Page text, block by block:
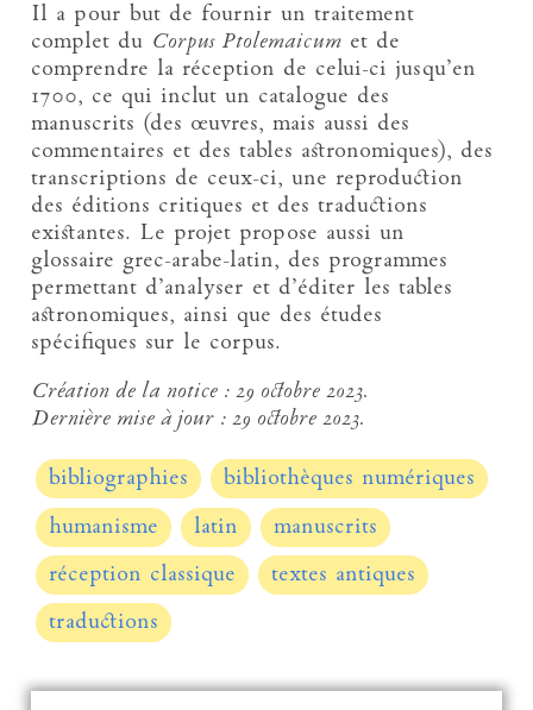
Il a pour but de fournir un traitement
complet du Corpus Ptolemaicum et de
comprendre la réception de celui-ci jusqu’en
1700, ce qui inclut un catalogue des
manuscrits (des œuvres, mais aussi des
commentaires et des tables astronomiques), des
transcriptions de ceux-ci, une reproduction
des éditions critiques et des traductions
existantes. Le projet propose aussi un
glossaire grec-arabe-latin, des programmes
permettant d’analyser et d’éditer les tables
astronomiques, ainsi que des études
spécifiques sur le corpus.
Création de la notice :29 octobre 2023.
Dernière mise à jour :29 octobre 2023.
bibliographies
bibliothèques numériques
humanisme
latin
manuscrits
réception classique
textes antiques
traductions